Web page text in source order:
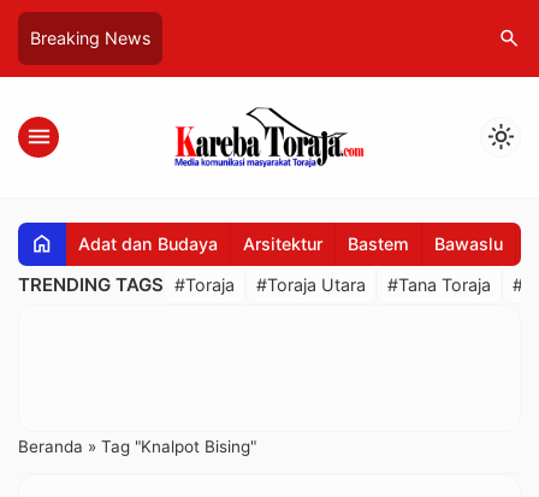
Breaking News search
menu light_mode
home Adat dan Budaya Arsitektur Bastem Bawaslu
TRENDING TAGS #Toraja #Toraja Utara #Tana Toraja
Beranda » Tag "Knalpot Bising"